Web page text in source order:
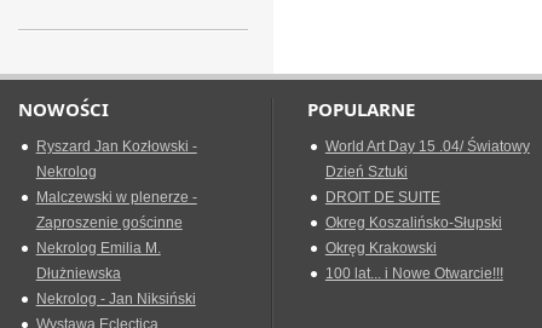
NOWOŚCI
Ryszard Jan Kozłowski -
Nekrolog
Malczewski w plenerze -
Zaproszenie gościnne
Nekrolog Emilia M.
Dłużniewska
Nekrolog - Jan Niksiński
Wystawa Eclectica
POPULARNE
World Art Day 15 .04/ Światowy
Dzień Sztuki
DROIT DE SUITE
Okreg Koszalińsko-Słupski
Okręg Krakowski
100 lat... i Nowe Otwarcie!!!